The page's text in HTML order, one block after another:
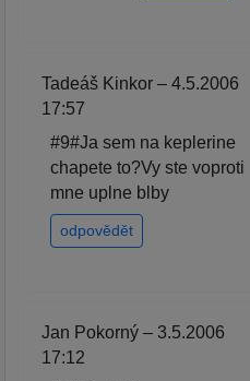
Tadeáš Kinkor – 4.5.2006
17:57
#9#Ja sem na keplerine
chapete to?Vy ste voproti
mne uplne blby
odpovědět
Jan Pokorný – 3.5.2006
17:12